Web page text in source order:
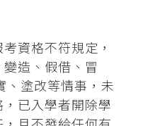
資格不符規定，
造、假借、冒
、塗改等情事，未
已入學者開除學